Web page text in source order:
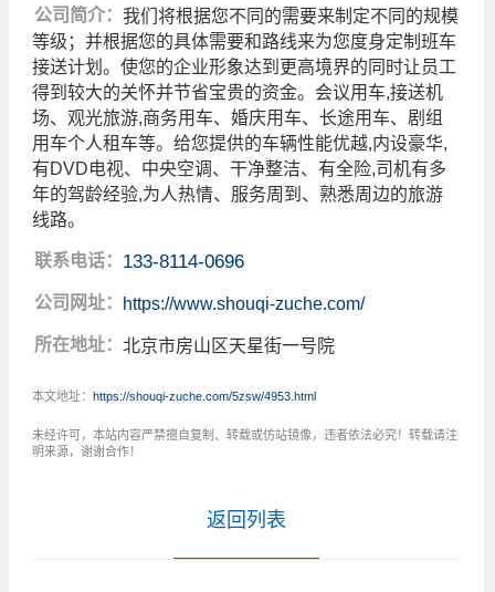
公司简介：我们将根据您不同的需要来制定不同的规模
等级；并根据您的具体需要和路线来为您度身定制班车
接送计划。使您的企业形象达到更高境界的同时让员工
得到较大的关怀并节省宝贵的资金。会议用车,接送机
场、观光旅游,商务用车、婚庆用车、长途用车、剧组
用车个人租车等。给您提供的车辆性能优越,内设豪华,
有DVD电视、中央空调、干净整洁、有全险,司机有多
年的驾龄经验,为人热情、服务周到、熟悉周边的旅游
线路。
联系电话： 133-8114-0696
公司网址： https://www.shouqi-zuche.com/
所在地址： 北京市房山区天星街一号院
本文地址： https://shouqi-zuche.com/5zsw/4953.html
未经许可，本站内容严禁擅自复制、转载或仿站镜像，违者依法必究！转载请注
明来源，谢谢合作！
返回列表